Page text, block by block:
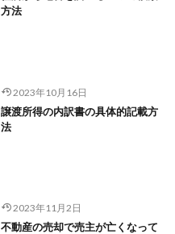
方法
2023年10月16日
譲渡所得の内訳書の具体的記載方
法
2023年11月2日
不動産の売却で売主が亡くなって